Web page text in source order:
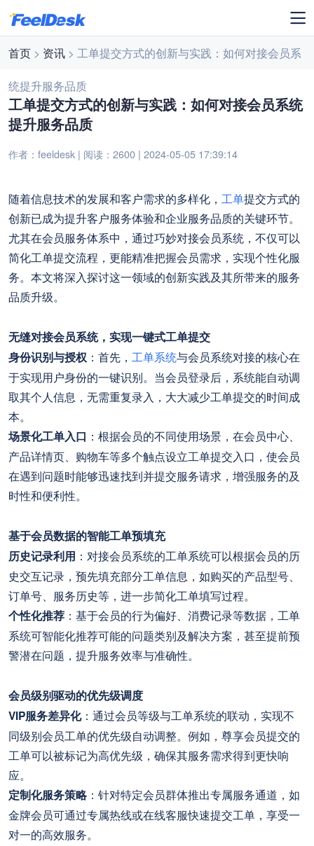
首页 > 资讯 > 工单提交方式的创新与实践：如何对接会员系
统提升服务品质
工单提交方式的创新与实践：如何对接会员系统
提升服务品质
作者：feeldesk | 阅读：2600 | 2024-05-05 17:39:14
随着信息技术的发展和客户需求的多样化，工单提交方式的
创新已成为提升客户服务体验和企业服务品质的关键环节。
尤其在会员服务体系中，通过巧妙对接会员系统，不仅可以
简化工单提交流程，更能精准把握会员需求，实现个性化服
务。本文将深入探讨这一领域的创新实践及其所带来的服务
品质升级。
无缝对接会员系统，实现一键式工单提交
身份识别与授权 ：首先，工单系统与会员系统对接的核心在
于实现用户身份的一键识别。当会员登录后，系统能自动调
取其个人信息，无需重复录入，大大减少工单提交的时间成
本。
场景化工单入口 ：根据会员的不同使用场景，在会员中心、
产品详情页、购物车等多个触点设立工单提交入口，使会员
在遇到问题时能够迅速找到并提交服务请求，增强服务的及
时性和便利性。
基于会员数据的智能工单预填充
历史记录利用 ：对接会员系统的工单系统可以根据会员的历
史交互记录，预先填充部分工单信息，如购买的产品型号、
订单号、服务历史等，进一步简化工单填写过程。
个性化推荐 ：基于会员的行为偏好、消费记录等数据，工单
系统可智能化推荐可能的问题类别及解决方案，甚至提前预
警潜在问题，提升服务效率与准确性。
会员级别驱动的优先级调度
VIP服务差异化：通过会员等级与工单系统的联动，实现不
同级别会员工单的优先级自动调整。例如，尊享会员提交的
工单可以被标记为高优先级，确保其服务需求得到更快响
应。
定制化服务策略 ：针对特定会员群体推出专属服务通道，如
金牌会员可通过专属热线或在线客服快速提交工单，享受一
对一的高效服务。